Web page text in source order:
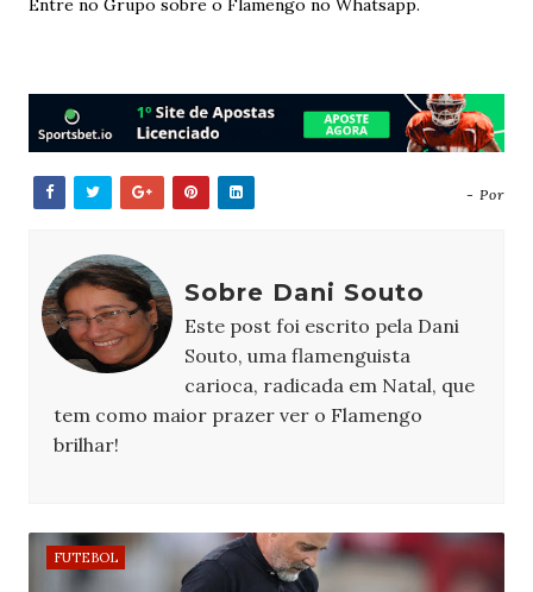
Entre no Grupo sobre o Flamengo no Whatsapp.
- Por
Sobre Dani Souto
Este post foi escrito pela Dani
Souto, uma flamenguista
carioca, radicada em Natal, que
tem como maior prazer ver o Flamengo
brilhar!
FUTEBOL